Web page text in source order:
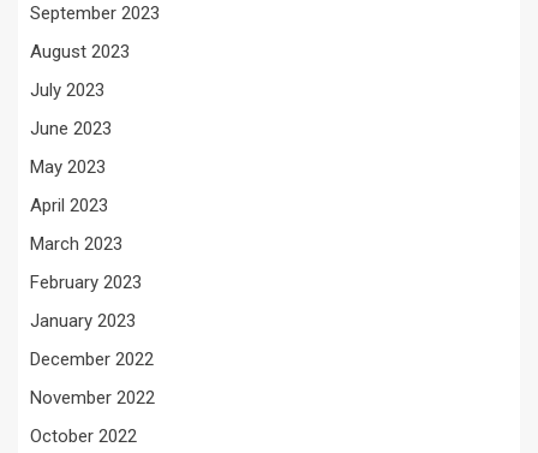
September 2023
August 2023
July 2023
June 2023
May 2023
April 2023
March 2023
February 2023
January 2023
December 2022
November 2022
October 2022